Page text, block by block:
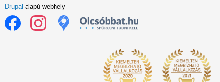
Drupal alapú webhely